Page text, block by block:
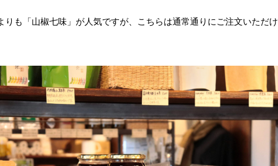
りも「山椒七味」が人気ですが、こちらは通常通りにご注文いただけ